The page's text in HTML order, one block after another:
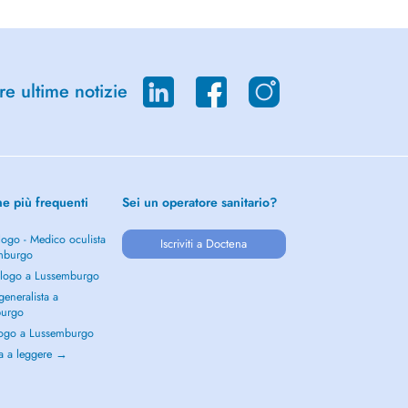
ultime notizie
più frequenti
- Medico oculista
a Lussemburgo
a
a Lussemburgo
a leggere →
Sei un operatore sanitario?
Iscriviti a Doctena